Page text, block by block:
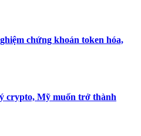
chứng khoán token hóa,
crypto, Mỹ muốn trở thành